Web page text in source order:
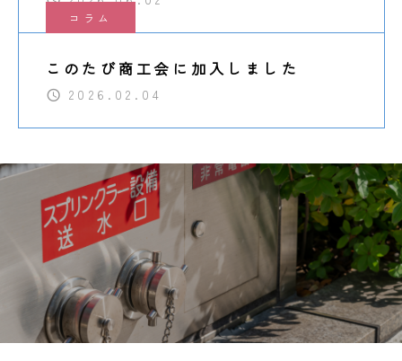
コラム
このたび商工会に加入しました
2026.02.04